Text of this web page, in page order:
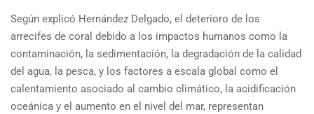
Según explicó Hernández Delgado, el deterioro de los
arrecifes de coral debido a los impactos humanos como la
contaminación, la sedimentación, la degradación de la calidad
del agua, la pesca, y los factores a escala global como el
calentamiento asociado al cambio climático, la acidificación
oceánica y el aumento en el nivel del mar, representan